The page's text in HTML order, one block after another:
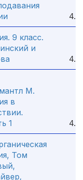
4.6
9 класс.
и
4.5
М.
в
1
4.9
Том